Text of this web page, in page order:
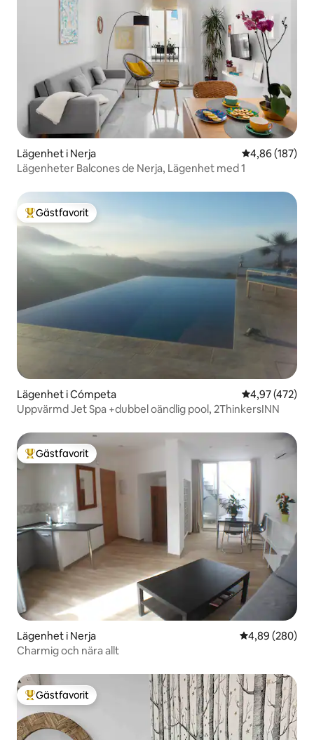
Lägenhet i Nerja 4,86 av 5 i
4,86 (187)
Lägenheter Balcones de Nerja, Lägenhet med 1
Populär gästfavorit
Gästfavorit
Lägenhet i Cómpeta 4,97 av 5 i
4,97 (472)
Uppvärmd Jet Spa +dubbel oändlig pool, 2ThinkersINN
Populär gästfavorit
Gästfavorit
Lägenhet i Nerja 4,89 av 5 i
4,89 (280)
Charmig och nära allt
Populär gästfavorit
Gästfavorit